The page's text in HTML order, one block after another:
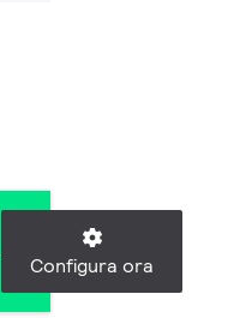
Configura ora